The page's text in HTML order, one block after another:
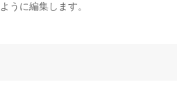
うに編集します。